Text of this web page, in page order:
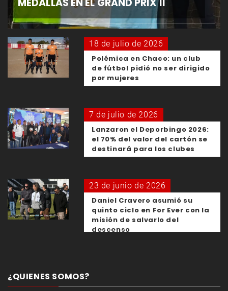
MEDALLAS EN EL GRAND PRIX II
18 de julio de 2026
Polémica en Chaco: un club
de fútbol pidió no ser dirigido
por mujeres
7 de julio de 2026
Lanzaron el Deporbingo 2026:
el 70% del valor del cartón se
destinará para los clubes
23 de junio de 2026
Daniel Cravero asumió su
quinto ciclo en For Ever con la
misión de salvarlo del
descenso
¿QUIENES SOMOS?